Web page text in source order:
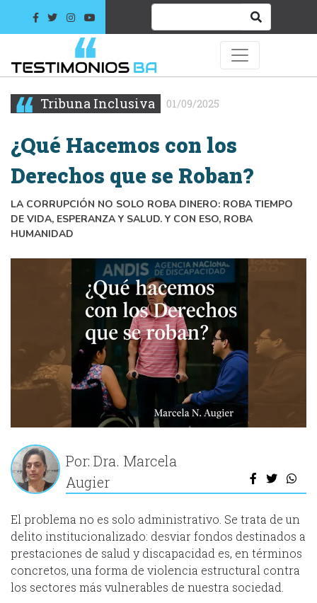
Tribuna Inclusiva 01/09/2025
¿Qué Hacemos con los
Derechos que se Roban?
LA CORRUPCIÓN NO SOLO ROBA DINERO: ROBA TIEMPO
DE VIDA, ESPERANZA Y SALUD. Y CON ESO, ROBA
HUMANIDAD
Por: Dra. Marcela
Augier
El problema no es solo administrativo. Se trata de un
delito institucionalizado: desviar fondos destinados a
prestaciones de salud y discapacidad es, en términos
concretos, una forma de violencia estructural contra
los sectores más vulnerables de nuestra sociedad.